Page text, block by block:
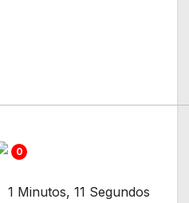
0
1 Minutos, 11 Segundos